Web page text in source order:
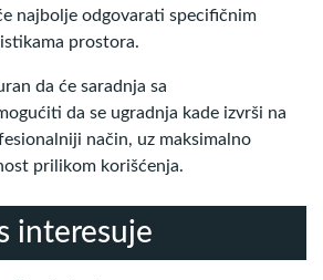
najbolje odgovarati specifičnim
prostora.
da će saradnja sa
da se ugradnja kade izvrši na
način, uz maksimalno
prilikom korišćenja.
interesuje